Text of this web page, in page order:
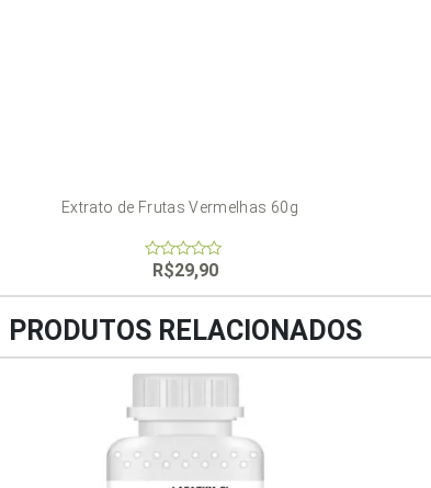
Extrato de Frutas Vermelhas 60g
of
R$29,90
PRODUTOS RELACIONADOS